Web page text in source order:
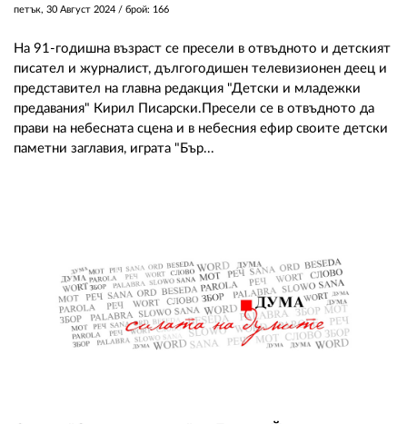
петък, 30 Август 2024 / брой: 166
На 91-годишна възраст се пресели в отвъдното и детският
писател и журналист, дългогодишен телевизионен деец и
представител на главна редакция "Детски и младежки
предавания" Кирил Писарски.Пресели се в отвъдното да
прави на небесната сцена и в небесния ефир своите детски
паметни заглавия, играта "Бър...
ПОЛИТИКА ЗА БИСКВИТКИТЕ
ПОЛИТИКАТА ЗА
ПОВЕРИТЕЛНОСТ